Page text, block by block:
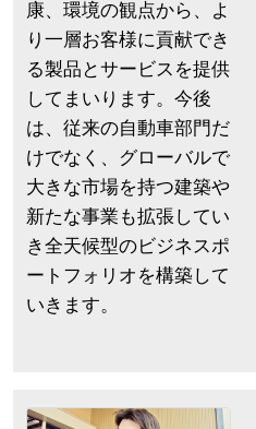
康、環境の観点から、よ
り一層お客様に貢献でき
る製品とサービスを提供
してまいります。今後
は、従来の自動車部門だ
けでなく、グローバルで
大きな市場を持つ建築や
新たな事業も拡張してい
き全天候型のビジネスポ
ートフォリオを構築して
いきます。